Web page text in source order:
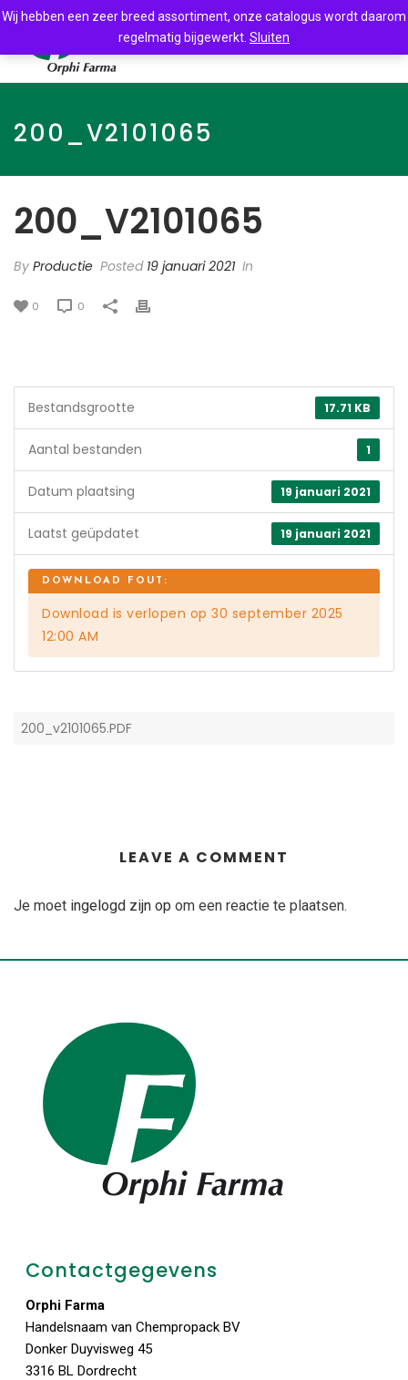
200_V2101065
200_V2101065
By Productie Posted 19 januari 2021 In
0 0
17.71 KB
Bestandsgrootte
1
Aantal bestanden
19 januari 2021
Datum plaatsing
19 januari 2021
Laatst geüpdatet
Download is verlopen op 30 september 2025
12:00 AM
200_v2101065.PDF
LEAVE A COMMENT
Je moet ingelogd zijn op om een reactie te plaatsen.
Contactgegevens
Orphi Farma
Handelsnaam van Chempropack BV
Donker Duyvisweg 45
3316 BL Dordrecht
Wij hebben een zeer breed assortiment, onze catalogus wordt daarom
regelmatig bijgewerkt. Sluiten